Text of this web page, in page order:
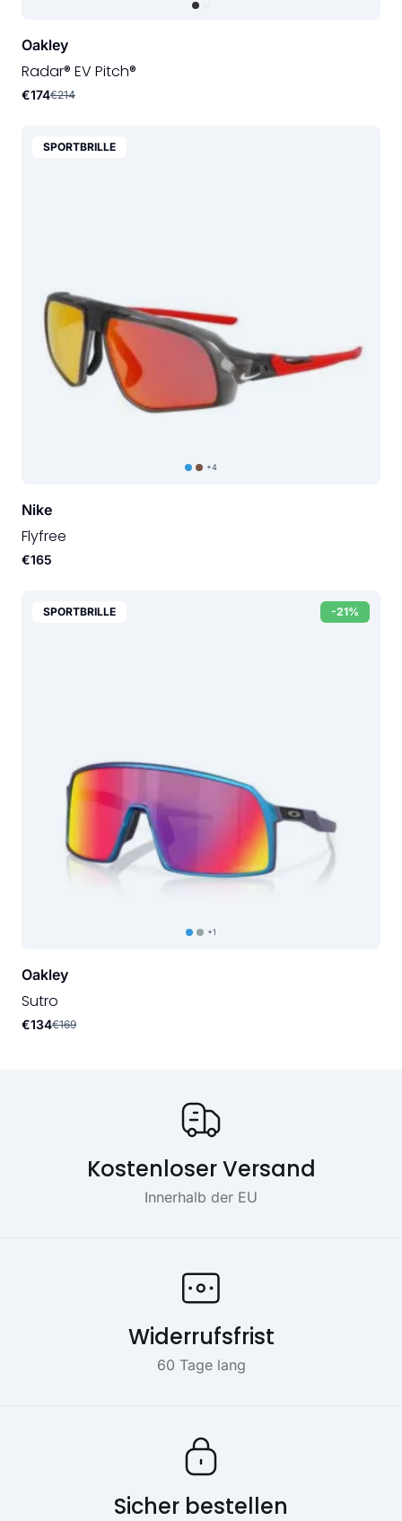
Oakley
Radar® EV Pitch®
€174€214
SPORTBRILLE
+4
Nike
Flyfree
€165
-21%
SPORTBRILLE
+1
Oakley
Sutro
€134€169
Kostenloser Versand
Innerhalb der EU
Widerrufsfrist
60 Tage lang
Sicher bestellen